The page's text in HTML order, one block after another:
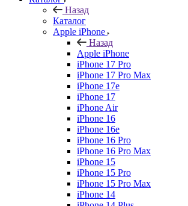
Назад
Каталог
Apple iPhone
Назад
Apple iPhone
iPhone 17 Pro
iPhone 17 Pro Max
iPhone 17e
iPhone 17
iPhone Air
iPhone 16
iPhone 16e
iPhone 16 Pro
iPhone 16 Pro Max
iPhone 15
iPhone 15 Pro
iPhone 15 Pro Max
iPhone 14